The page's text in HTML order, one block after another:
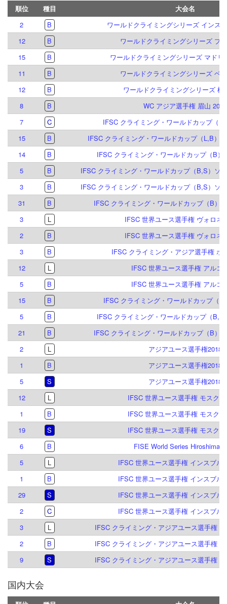
順位 種目
大会名
2
B
ワールドクライミングシリーズ インス
12
B
ワールドクライミングシリーズ プ
15
B
ワールドクライミングシリーズ マドリ
11
B
ワールドクライミングシリーズ ベ
12
B
ワールドクライミングシリーズ 柯
8
B
WC アジア選手権 眉山 2026
7
C
IFSC クライミング・ワールドカップ（
15
B
IFSC クライミング・ワールドカップ（L,B）
14
B
IFSC クライミング・ワールドカップ（B）
5
B
IFSC クライミング・ワールドカップ（B,S）ソ
3
B
IFSC クライミング・ワールドカップ（B,S）ソ
31
B
IFSC クライミング・ワールドカップ（B）
3
L
IFSC 世界ユース選手権 ヴォロネ
2
B
IFSC 世界ユース選手権 ヴォロネ
3
B
IFSC クライミング・アジア選手権 ボ
12
L
IFSC 世界ユース選手権 アルコ
5
B
IFSC 世界ユース選手権 アルコ
15
B
IFSC クライミング・ワールドカップ（B
5
B
IFSC クライミング・ワールドカップ（B,S
21
B
IFSC クライミング・ワールドカップ（B）
2
L
アジアユース選手権2018
1
B
アジアユース選手権2018
5
S
アジアユース選手権2018
12
L
IFSC 世界ユース選手権 モスク
1
B
IFSC 世界ユース選手権 モスク
19
S
IFSC 世界ユース選手権 モスク
6
B
FISE World Series Hiroshima
5
L
IFSC 世界ユース選手権 インスブル
1
B
IFSC 世界ユース選手権 インスブル
29
S
IFSC 世界ユース選手権 インスブル
2
C
IFSC 世界ユース選手権 インスブル
3
L
IFSC クライミング・アジアユース選手権
2
B
IFSC クライミング・アジアユース選手権
9
S IFSC クライミング・アジアユース選手権
国内大会